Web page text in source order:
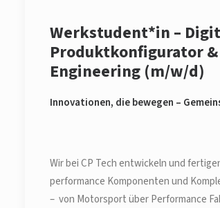
Werkstudent*in –
Produktkonfigurator &
Engineering (m/w/d)
Innovationen, die bewegen –
Wir bei CP Tech entwickeln und
performance Komponenten und
– von Motorsport über Performance